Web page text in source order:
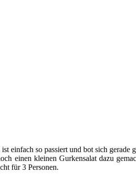
einfach so passiert und bot sich
einen kleinen Gurkensalat dazu
für 3 Personen.